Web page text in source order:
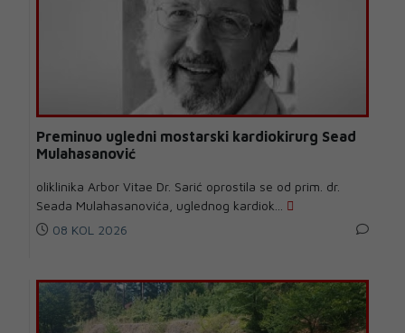
Preminuo ugledni mostarski kardiokirurg Sead
Mulahasanović
oliklinika Arbor Vitae Dr. Sarić oprostila se od prim. dr.
Seada Mulahasanovića, uglednog kardiok...
08 KOL 2026